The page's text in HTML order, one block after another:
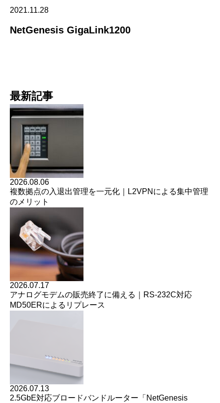
2021.11.28
NetGenesis GigaLink1200
最新記事
2026.08.06
複数拠点の入退出管理を一元化｜L2VPNによる集中管理
のメリット
2026.07.17
アナログモデムの販売終了に備える｜RS-232C対応
MD50ERによるリプレース
2026.07.13
2.5GbE対応ブロードバンドルーター「NetGenesis